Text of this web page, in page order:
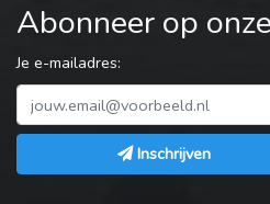
Abonneer op
Je e-mailadres:
Inschrijven